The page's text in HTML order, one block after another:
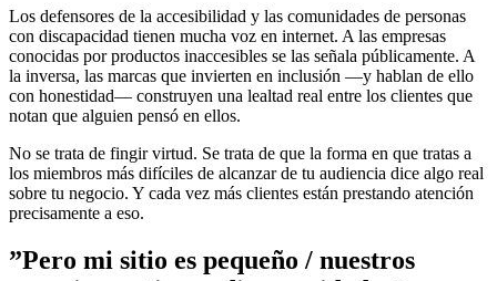
Los defensores de la accesibilidad y las comunidades de personas
con discapacidad tienen mucha voz en internet. A las empresas
conocidas por productos inaccesibles se las señala públicamente. A
la inversa, las marcas que invierten en inclusión —y hablan de ello
con honestidad— construyen una lealtad real entre los clientes que
notan que alguien pensó en ellos.
No se trata de fingir virtud. Se trata de que la forma en que tratas a
los miembros más difíciles de alcanzar de tu audiencia dice algo real
sobre tu negocio. Y cada vez más clientes están prestando atención
precisamente a eso.
”Pero mi sitio es pequeño / nuestros